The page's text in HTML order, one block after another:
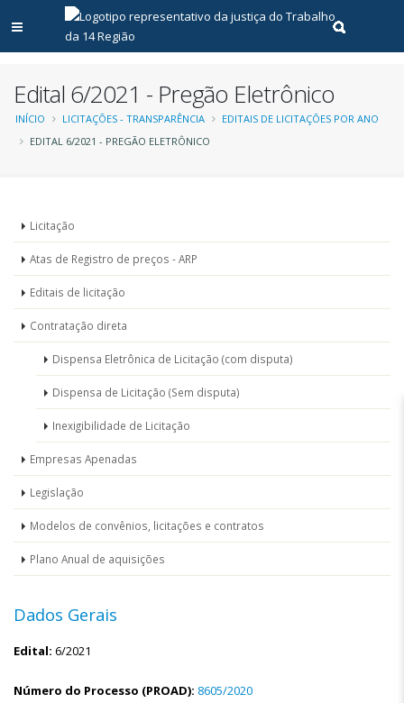
Abrir menu principal
Realizar
Edital 6/2021 - Pregão Eletrônico
Trilha
INÍCIO LICITAÇÕES - TRANSPARÊNCIA
EDITAIS DE LICITAÇÕES POR ANO
EDITAL 6/2021 - PREGÃO ELETRÔNICO
Menu
Licitações
Licitação
Atas de Registro de preços - ARP
Editais de licitação
Contratação direta
Dispensa Eletrônica de Licitação (com disputa)
Dispensa de Licitação (Sem disputa)
Inexigibilidade de Licitação
Empresas Apenadas
Legislação
Modelos de convênios, licitações e contratos
Plano Anual de aquisições
Dados Gerais
Edital: 6/2021
Número do Processo (PROAD): 8605/2020